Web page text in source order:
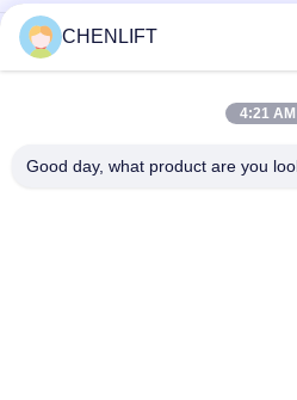
Plateforme de levage de fourche à
ferroviaire 3T 4m avec bouton
Économisez de l'espace 4M
Capacité de chargement Guide
CHENLIFT
4:21 AM
Good day, what product are you